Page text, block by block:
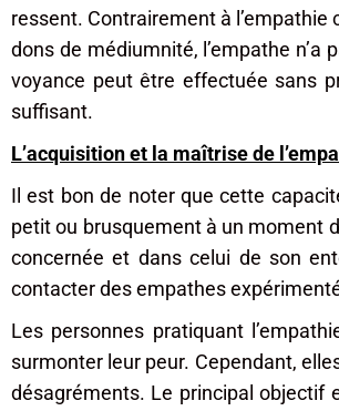
ressent. Contrairement à l’empathie
dons de médiumnité, l’empathe
voyance peut être effectuée sans
suffisant.
L’acquisition et la maîtrise de
Il est bon de noter que cette
petit ou brusquement à un moment
concernée et dans celui de son
contacter des empathes
Les personnes pratiquant
surmonter leur peur. Cependant,
désagréments. Le principal objectif